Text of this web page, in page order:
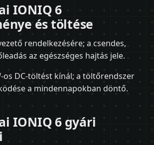
IONIQ 6
és töltése
rendelkezésére; a csendes,
az egészséges hajtás jele.
os DC-töltést kínál; a töltőrendszer
a mindennapokban döntő.
IONIQ 6 gyári